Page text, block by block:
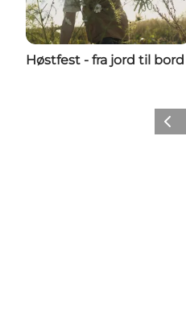
Høstfest - fra jord til bord